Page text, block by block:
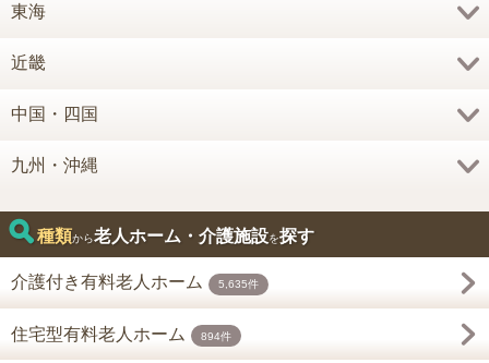
東海
近畿
中国・四国
九州・沖縄
種類から老人ホーム・介護施設を探す
介護付き有料老人ホーム 5,635件
住宅型有料老人ホーム 894件